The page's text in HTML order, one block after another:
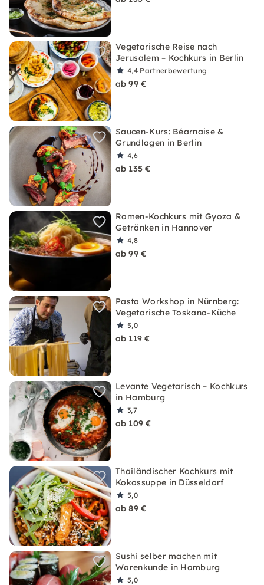
Vegetarische Reise nach
Jerusalem – Kochkurs in Berlin
4,4 Partnerbewertung
ab 99 €
Saucen-Kurs: Béarnaise &
Grundlagen in Berlin
4,6
ab 135 €
Ramen-Kochkurs mit Gyoza &
Getränken in Hannover
4,8
ab 99 €
Pasta Workshop in Nürnberg:
Vegetarische Toskana-Küche
5,0
ab 119 €
Levante Vegetarisch – Kochkurs
in Hamburg
3,7
ab 109 €
Thailändischer Kochkurs mit
Kokossuppe in Düsseldorf
5,0
ab 89 €
Sushi selber machen mit
Warenkunde in Hamburg
5,0